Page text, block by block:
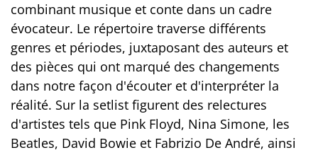
combinant musique et conte dans un cadre
évocateur. Le répertoire traverse différents
genres et périodes, juxtaposant des auteurs et
des pièces qui ont marqué des changements
dans notre façon d'écouter et d'interpréter la
réalité. Sur la setlist figurent des relectures
d'artistes tels que Pink Floyd, Nina Simone, les
Beatles, David Bowie et Fabrizio De André, ainsi